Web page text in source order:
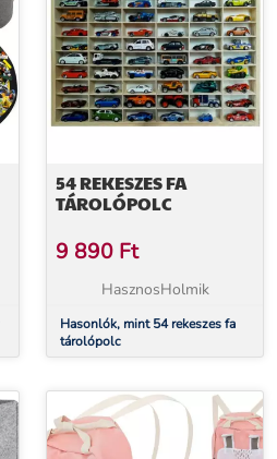
54 REKESZES FA
TÁROLÓPOLC
9 890 Ft
HasznosHolmik
Hasonlók, mint 54 rekeszes fa
tárolópolc